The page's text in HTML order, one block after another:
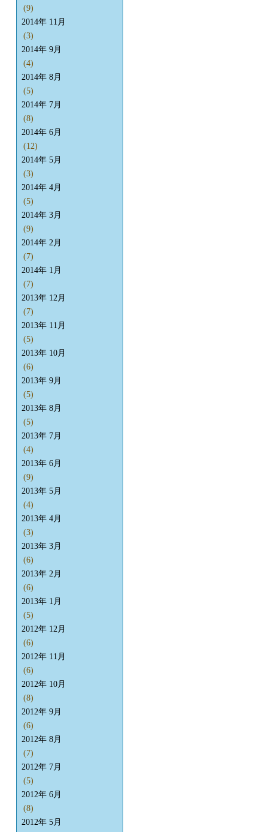
(9)
2014年 11月
(3)
2014年 9月
(4)
2014年 8月
(5)
2014年 7月
(8)
2014年 6月
(12)
2014年 5月
(3)
2014年 4月
(5)
2014年 3月
(9)
2014年 2月
(7)
2014年 1月
(7)
2013年 12月
(7)
2013年 11月
(5)
2013年 10月
(6)
2013年 9月
(5)
2013年 8月
(5)
2013年 7月
(4)
2013年 6月
(9)
2013年 5月
(4)
2013年 4月
(3)
2013年 3月
(6)
2013年 2月
(6)
2013年 1月
(5)
2012年 12月
(6)
2012年 11月
(6)
2012年 10月
(8)
2012年 9月
(6)
2012年 8月
(7)
2012年 7月
(5)
2012年 6月
(8)
2012年 5月